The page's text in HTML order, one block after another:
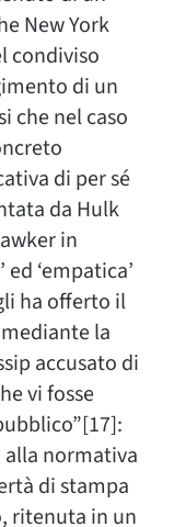
New York
condiviso
di un
che nel caso
di per sé
da Hulk
in
‘empatica’
ha offerto il
la
accusato di
vi fosse
normativa
di stampa
ritenuta in un